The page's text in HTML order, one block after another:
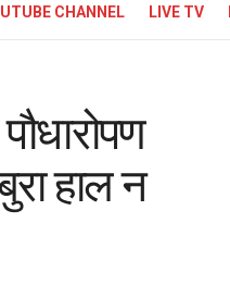
CHANNEL LIVE TV
हाल न